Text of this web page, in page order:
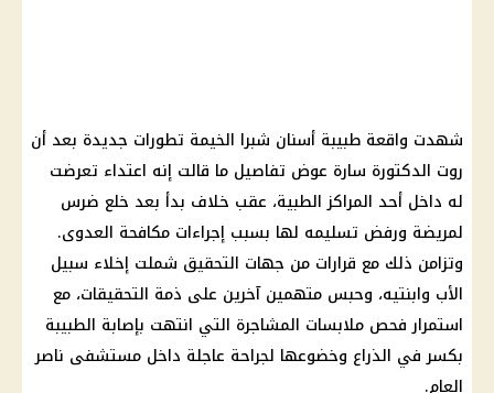
شهدت واقعة طبيبة أسنان شبرا الخيمة تطورات جديدة بعد أن
روت الدكتورة سارة عوض تفاصيل ما قالت إنه اعتداء تعرضت
له داخل أحد المراكز الطبية، عقب خلاف بدأ بعد خلع ضرس
لمريضة ورفض تسليمه لها بسبب إجراءات مكافحة العدوى.
وتزامن ذلك مع قرارات من جهات التحقيق شملت إخلاء سبيل
الأب وابنتيه، وحبس متهمين آخرين على ذمة التحقيقات، مع
استمرار فحص ملابسات المشاجرة التي انتهت بإصابة الطبيبة
بكسر في الذراع وخضوعها لجراحة عاجلة داخل مستشفى ناصر
العام.